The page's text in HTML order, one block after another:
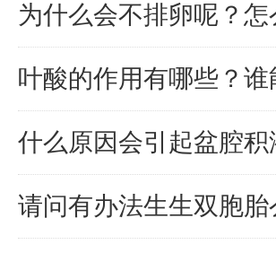
为什么会不排卵呢？怎
叶酸的作用有哪些？谁
什么原因会引起盆腔
请问有办法生生双胞胎